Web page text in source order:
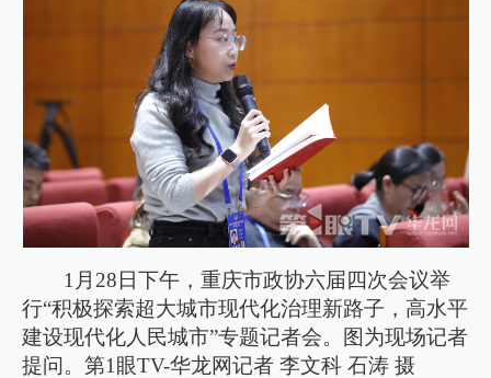
1月28日下午，重庆市政协六届四次会议举
行“积极探索超大城市现代化治理新路子，高水平
建设现代化人民城市”专题记者会。图为现场记者
提问。第1眼TV-华龙网记者 李文科 石涛 摄